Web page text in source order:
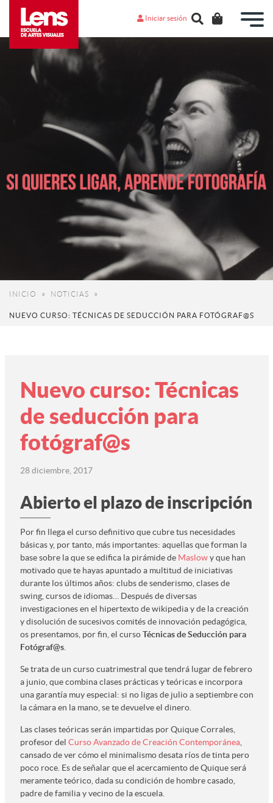
Iniciar sesión
INICIO NOTICIAS
NUEVO CURSO: TÉCNICAS DE SEDUCCIÓN PARA FOTÓGRAF@S
Nuevo curso: Técnicas
de seducción para
fotógraf@s
28 diciembre, 2017
Abierto el plazo de inscripción
Por fin llega el curso definitivo que cubre tus necesidades
básicas y, por tanto, más importantes: aquellas que forman la
base sobre la que se edifica la pirámide de Maslowy que han
motivado que te hayas apuntado a multitud de iniciativas
durante los últimos años: clubs de senderismo, clases de
swing, cursos de idiomas… Después de diversas
investigaciones en el hipertexto de wikipedia y de la creación
y disolución de sucesivos comités de innovación pedagógica,
os presentamos, por fin, el cursoTécnicas de Seducción para
Fotógraf@s.
Se trata de un curso cuatrimestral que tendrá lugar de febrero
a junio, que combina clases prácticas y teóricas e incorpora
una garantía muy especial: si no ligas de julio a septiembre con
la cámara en la mano, se te devuelve el dinero.
Las clases teóricas serán impartidas por Quique Corrales,
profesor del Curso Avanzado de Creación Contemporánea,
cansado de ver cómo el minimalismo desata ríos de tinta pero
poco roce. Es de señalar que el acercamiento de Quique será
meramente teórico, dada su condición de hombre casado,
padre de familia y vecino de la escuela.